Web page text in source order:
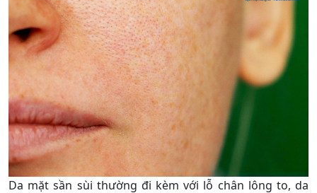
Da mặt sần sùi thường đi kèm với lỗ chân lông to, da